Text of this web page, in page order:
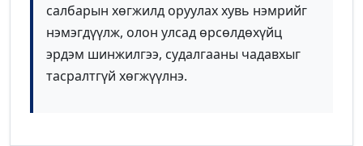
салбарын хөгжилд оруулах хувь нэмрийг
нэмэгдүүлж, олон улсад өрсөлдөхүйц
эрдэм шинжилгээ, судалгааны чадавхыг
тасралтгүй хөгжүүлнэ.